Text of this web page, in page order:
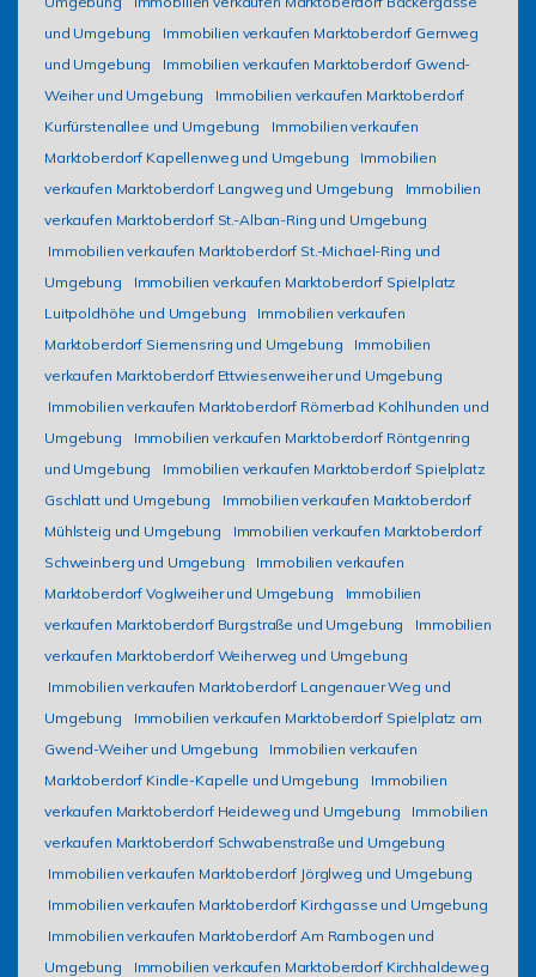
und Umgebung
Immobilien verkaufen Marktoberdorf Gernweg
und Umgebung
Immobilien verkaufen Marktoberdorf Gwend-
Weiher und Umgebung
Immobilien verkaufen Marktoberdorf
Kurfürstenallee und Umgebung
Immobilien verkaufen
Marktoberdorf Kapellenweg und Umgebung
Immobilien
verkaufen Marktoberdorf Langweg und Umgebung
Immobilien
verkaufen Marktoberdorf St.-Alban-Ring und Umgebung
Immobilien verkaufen Marktoberdorf St.-Michael-Ring und
Umgebung
Immobilien verkaufen Marktoberdorf Spielplatz
Luitpoldhöhe und Umgebung
Immobilien verkaufen
Marktoberdorf Siemensring und Umgebung
Immobilien
verkaufen Marktoberdorf Ettwiesenweiher und Umgebung
Immobilien verkaufen Marktoberdorf Römerbad Kohlhunden und
Umgebung
Immobilien verkaufen Marktoberdorf Röntgenring
und Umgebung
Immobilien verkaufen Marktoberdorf Spielplatz
Gschlatt und Umgebung
Immobilien verkaufen Marktoberdorf
Mühlsteig und Umgebung
Immobilien verkaufen Marktoberdorf
Schweinberg und Umgebung
Immobilien verkaufen
Marktoberdorf Voglweiher und Umgebung
Immobilien
verkaufen Marktoberdorf Burgstraße und Umgebung
Immobilien
verkaufen Marktoberdorf Weiherweg und Umgebung
Immobilien verkaufen Marktoberdorf Langenauer Weg und
Umgebung
Immobilien verkaufen Marktoberdorf Spielplatz am
Gwend-Weiher und Umgebung
Immobilien verkaufen
Marktoberdorf Kindle-Kapelle und Umgebung
Immobilien
verkaufen Marktoberdorf Heideweg und Umgebung
Immobilien
verkaufen Marktoberdorf Schwabenstraße und Umgebung
Immobilien verkaufen Marktoberdorf Jörglweg und Umgebung
Immobilien verkaufen Marktoberdorf Kirchgasse und Umgebung
Immobilien verkaufen Marktoberdorf Am Rambogen und
Umgebung
Immobilien verkaufen Marktoberdorf Kirchhaldeweg